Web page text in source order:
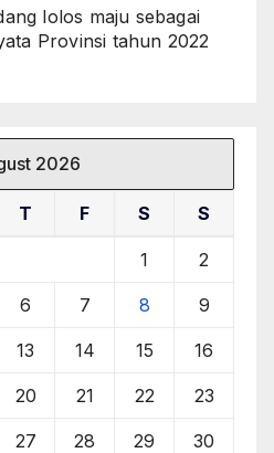
lolos maju sebagai
Provinsi tahun 2022
2026
T F S S
1 2
6 7 8 9
13 14 15 16
20 21 22 23
27 28 29 30